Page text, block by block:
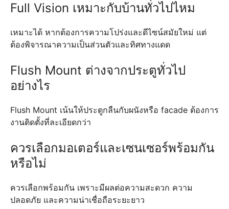
Full Vision เหมาะกับบ้านทั่วไปไหม
เหมาะได้ หากต้องการความโปร่งและดีไซน์สมัยใหม่ แต่
ต้องพิจารณาความเป็นส่วนตัวและทิศทางแดด
Flush Mount ต่างจากประตูทั่วไป
อย่างไร
Flush Mount เน้นให้ประตูกลืนกับผนังหรือ facade ต้องการ
งานติดตั้งที่ละเอียดกว่า
ควรเลือกมอเตอร์และเซนเซอร์พร้อมกัน
หรือไม่
ควรเลือกพร้อมกัน เพราะมีผลต่อความสะดวก ความ
ปลอดภัย และความน่าเชื่อถือระยะยาว